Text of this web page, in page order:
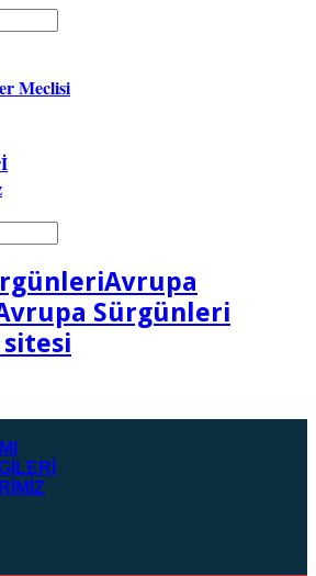
Meclisi
Avrupa
Sürgünleri